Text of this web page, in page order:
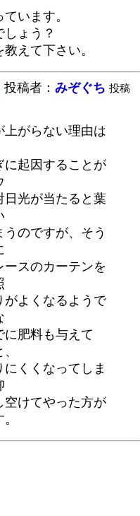
います。
ょう？
えて下さい。
投稿者： みぞぐち 投稿
上がらない理由は
に起因することが
日光が当たると葉
のですが、そう
ースのカーテンを
がよくなるようで
肥料も与えて
くくなってしま
空けてやった方が